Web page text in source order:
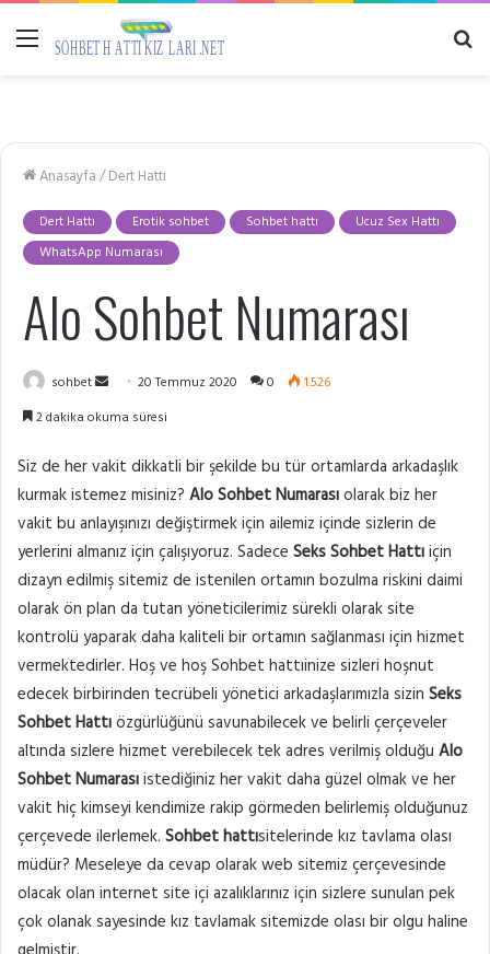
Menü
Anasayfa/Dert Hattı
Dert Hattı Erotik sohbet Sohbet hattı
Ucuz Sex Hattı
WhatsApp Numarası
Alo Sohbet Numarası
sohbet
Bir
göndermek
20 Temmuz 2020 0
1.526
2 dakika okuma süresi
Siz de her vakit dikkatli bir şekilde bu tür ortamlarda arkadaşlık
kurmak istemez misiniz? Alo Sohbet Numarasıolarak biz her
vakit bu anlayışınızı değiştirmek için ailemiz içinde sizlerin de
yerlerini almanız için çalışıyoruz. Sadece Seks Sohbet Hattıiçin
dizayn edilmiş sitemiz de istenilen ortamın bozulma riskini daimi
olarak ön plan da tutan yöneticilerimiz sürekli olarak site
kontrolü yaparak daha kaliteli bir ortamın sağlanması için hizmet
vermektedirler. Hoş ve hoş Sohbet hattıinize sizleri hoşnut
edecek birbirinden tecrübeli yönetici arkadaşlarımızla sizin Seks
Sohbet Hattıözgürlüğünü savunabilecek ve belirli çerçeveler
altında sizlere hizmet verebilecek tek adres verilmiş olduğu Alo
Sohbet Numarasıistediğiniz her vakit daha güzel olmak ve her
vakit hiç kimseyi kendimize rakip görmeden belirlemiş olduğunuz
çerçevede ilerlemek. Sohbet hattısitelerinde kız tavlama olası
müdür? Meseleye da cevap olarak web sitemiz çerçevesinde
olacak olan internet site içi azalıklarınız için sizlere sunulan pek
çok olanak sayesinde kız tavlamak sitemizde olası bir olgu haline